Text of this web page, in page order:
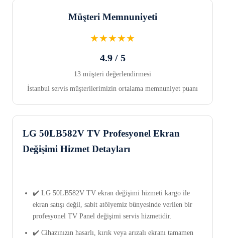
Müşteri Memnuniyeti
★★★★★
4.9 / 5
13 müşteri değerlendirmesi
İstanbul servis müşterilerimizin ortalama memnuniyet puanı
LG 50LB582V TV Profesyonel Ekran
Değişimi Hizmet Detayları
✔️ LG 50LB582V TV ekran değişimi hizmeti kargo ile
ekran satışı değil, sabit atölyemiz bünyesinde verilen bir
profesyonel TV Panel değişimi servis hizmetidir.
✔️ Cihazınızın hasarlı, kırık veya arızalı ekranı tamamen